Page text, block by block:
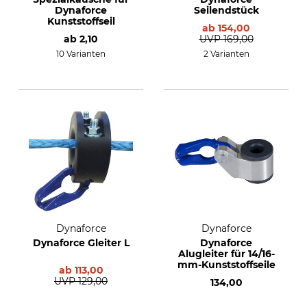
Dynaforce
Kunststoffseil
ab 2,10
10 Varianten
Seilendstück
ab 154,00
UVP 169,00
2 Varianten
Dynaforce
Dynaforce Gleiter L
ab 113,00
UVP 129,00
Dynaforce
Dynaforce
Alugleiter für 14/16-
mm-Kunststoffseile
134,00